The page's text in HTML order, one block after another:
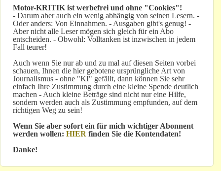
Motor-KRITIK ist werbefrei und ohne "Cookies"!
- Darum aber auch ein wenig abhängig von seinen Lesern. -
Oder anders: Von Einnahmen. - Ausgaben gibt's genug! -
Aber nicht alle Leser mögen sich gleich für ein Abo
entscheiden. - Obwohl: Volltanken ist inzwischen in jedem
Fall teurer!
Auch wenn Sie nur ab und zu mal auf diesen Seiten vorbei
schauen, Ihnen die hier gebotene ursprüngliche Art von
Journalismus - ohne "KI" gefällt, dann können Sie sehr
einfach Ihre Zustimmung durch eine kleine Spende deutlich
machen - Auch kleine Beträge sind nicht nur eine Hilfe,
sondern werden auch als Zustimmung empfunden, auf dem
richtigen Weg zu sein!
Wenn Sie aber sofort ein für mich wichtiger Abonnent
werden wollen: HIER finden Sie die Kontendaten!
Danke!